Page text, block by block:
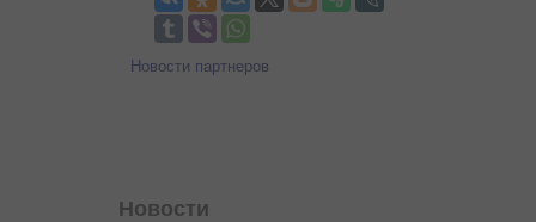
Новости партнеров
Новости